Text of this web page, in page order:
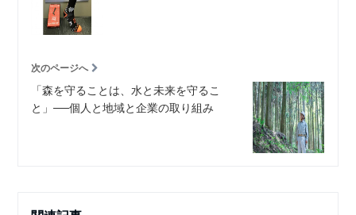
次のページへ
「森を守ることは、水と未来を守るこ
と」──個人と地域と企業の取り組み